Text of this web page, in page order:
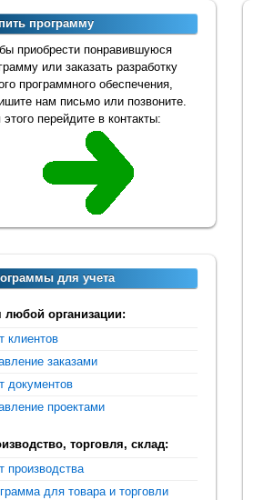
программу
приобрести понравившуюся
или заказать разработку
программного обеспечения,
нам письмо или позвоните.
перейдите в контакты:
для учета
любой организации:
клиентов
заказами
документов
проектами
торговля, склад:
производства
для товара и торговли